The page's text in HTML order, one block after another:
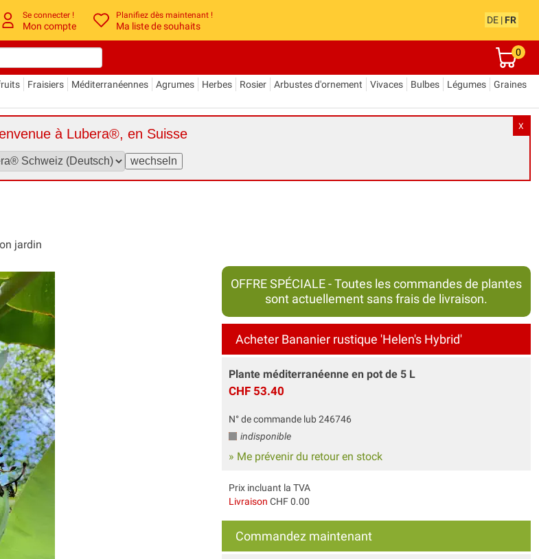
Se connecter !
Mon compte
Planifiez dès maintenant !
Ma liste de souhaits
DE | FR
0
Fraisiers Méditerranéennes Agrumes Herbes Rosier Arbustes d'ornement Vivaces Bulbes Légumes
Graines
X
à Lubera®, en Suisse
jardin
OFFRE SPÉCIALE - Toutes les commandes de plantes
sont actuellement sans frais de livraison.
Acheter Bananier rustique 'Helen's Hybrid'
Plante méditerranéenne en pot de 5 L
CHF 53.40
N° de commande lub 246746
indisponible
» Me prévenir du retour en stock
Prix incluant la TVA
Livraison CHF 0.00
Commandez maintenant